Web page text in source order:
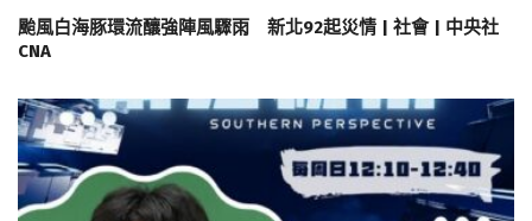
颱風白海豚環流釀強陣風驟雨 新北92起災情 | 社會 | 中央社
CNA